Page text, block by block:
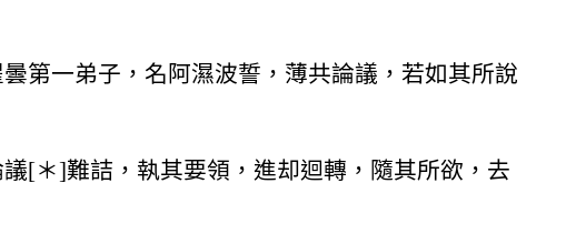
第一弟子，名阿濕波誓，薄共論議，若如其所說
[＊]難詰，執其要領，進却迴轉，隨其所欲，去